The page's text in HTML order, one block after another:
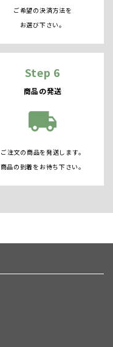
ご希望の決済方法を
お選び下さい。
Step 6
商品の発送
local_shipping
ご注文の商品を発送します。
商品の到着をお待ち下さい。